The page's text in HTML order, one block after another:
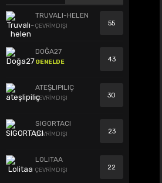
TRUVALI-HELEN
ÇEVRİMDIŞI 55
DOĞA27
GENELDE 43
ATEŞLIPILIÇ
ÇEVRİMDIŞI 30
SIGORTACI
ÇEVRİMDIŞI 23
LOLITAA
ÇEVRİMDIŞI 22